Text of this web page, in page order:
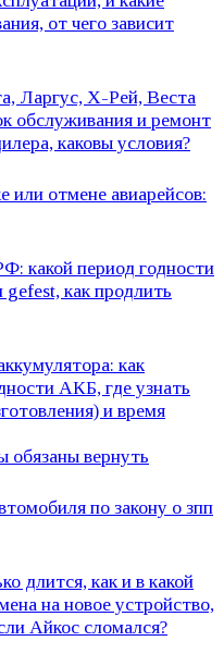
от чего зависит
Ларгус, Х-Рей, Веста
обслуживания и ремонт
каковы условия?
или отмене авиарейсов:
какой период годности
как продлить
как
АКБ, где узнать
и время
обязаны вернуть
по закону о зпп
длится, как и в какой
на новое устройство,
Айкос сломался?